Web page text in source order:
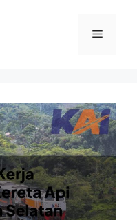
Menu